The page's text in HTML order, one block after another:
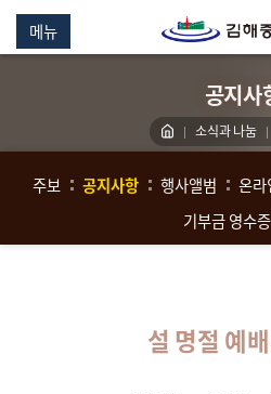
메뉴
공지사
소식과 나눔
주보 공지사항 행사앨범 온라
기부금 영수
설 명절 예